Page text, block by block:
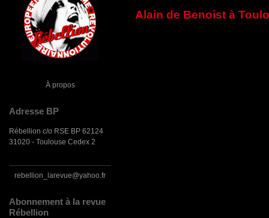
À propos
Adresse BP
Rébellion c/o RSE BP 62124
31020 - Toulouse Cedex 2
rebellion_larevue@yahoo.fr
Abonnement à la revue
Rébellion
Alain de Benoist à